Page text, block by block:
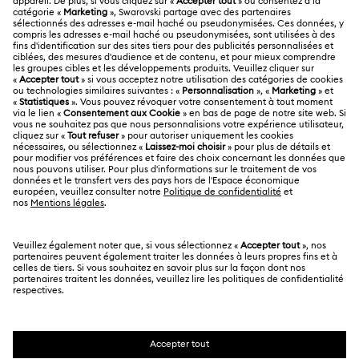
Collection Matrix Vittore Collection Mesmera
Collection Millenia Collection Numina
Collection Orbita Collection Signum
Collection Stilla Collection Swan Collection Una
Collection Una Angelic Collection Vienna
Collection de bijoux et figurines Minions
Collection de figurines et bijoux Black Panther
Solde de la carte cadeau
Statut de réparation
Contactez-Nous
Calculer votre taille
Rechercher une boutique
A PROPOS
À propos de Swarovski
Emploi & Carrières
Alumni Community
Pour les professionnels
Swarovski Created Diamonds
Kristallwelten
MENTIONS LÉGALES
Conditions D’Utilisation
Conditions Générales
Politique De Confidentialité
Gestion Des Cookies
Mention Légale
Autres pays/régions
English
Deutsch Español Français
SWAROVSKI et le logo Cygne sont des marques
déposées de Swarovski AG.